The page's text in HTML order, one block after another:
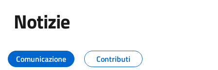
Notizie
Tutti i contenuti della pagina
Comunicazione
Contributi